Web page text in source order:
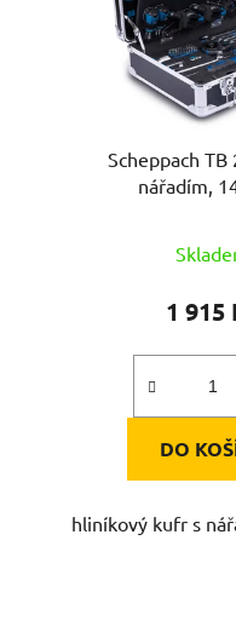
Scheppach
nářadím,
1 915
DO
hliníkový kufr s